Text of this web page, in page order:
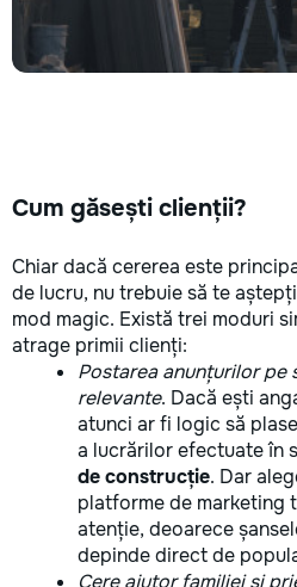
Cum găsești clienții?
Chiar dacă cererea este
de lucru, nu trebuie să te
mod magic. Există trei moduri
atrage primii clienți:
Postarea anunțurilor pe
relevante. Dacă ești
atunci ar fi logic să
a lucrărilor efectuate în
de construcție. Dar
platforme de marketing
atenție, deoarece
depinde direct de
Cere ajutor familiei și